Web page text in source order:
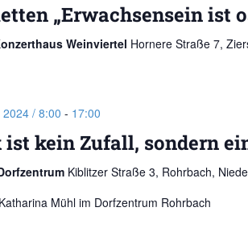
„Erwachsensein ist
Weinviertel Hornere Straße 7,
/ 8:00 - 17:00
ist kein Zufall, sondern
Kiblitzer Straße 3, Rohrbach,
Mühl im Dorfzentrum Rohrbach